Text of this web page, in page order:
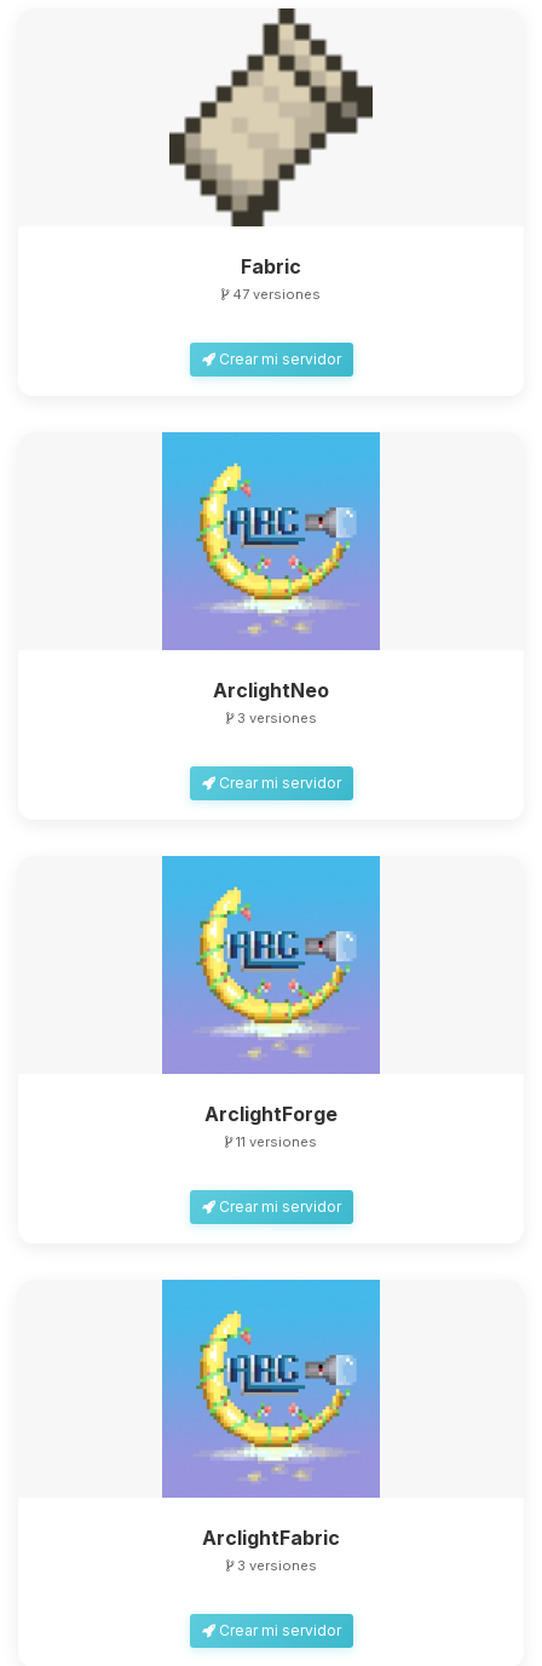
Fabric
47 versiones
Crear mi servidor
ArclightNeo
3 versiones
Crear mi servidor
ArclightForge
11 versiones
Crear mi servidor
ArclightFabric
3 versiones
Crear mi servidor